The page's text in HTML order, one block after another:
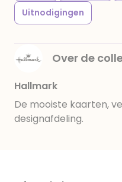
Uitnodigingen
Over de
Hallmark
De mooiste kaarten,
designafdeling.